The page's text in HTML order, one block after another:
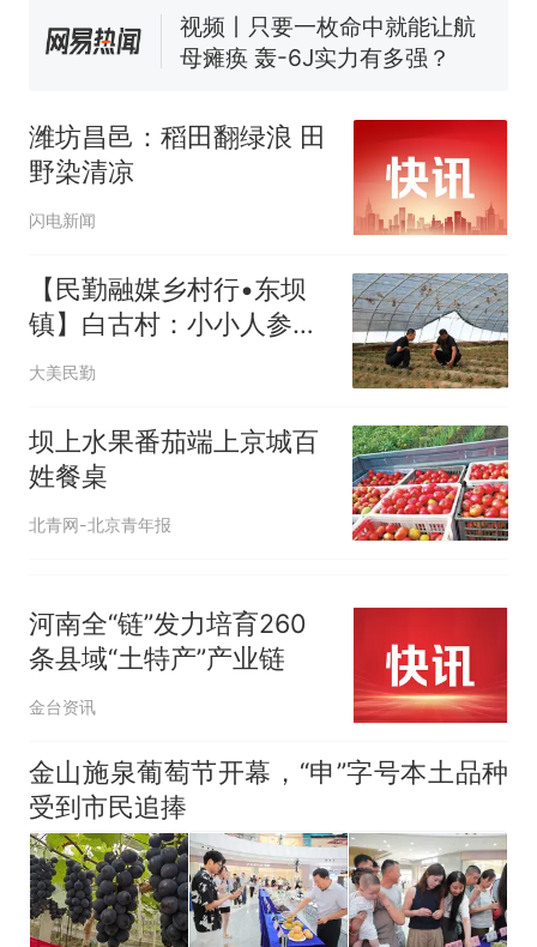
了……
视频丨只要一枚命中就能让航
母瘫痪 轰-6J实力有多强？
电力部门回应
台风"白海豚"登陆 中心附近最
十多万人报名的考试，成绩
潍坊昌邑：稻田翻绿浪 田
野染清凉
闪电新闻
【民勤融媒乡村行•东坝
镇】白古村：小小人参果
孕育大产业
大美民勤
坝上水果番茄端上京城百
姓餐桌
北青网-北京青年报
河南全“链”发力培育260
条县域“土特产”产业链
金台资讯
金山施泉葡萄节开幕，“申”字号本土品种
受到市民追捧